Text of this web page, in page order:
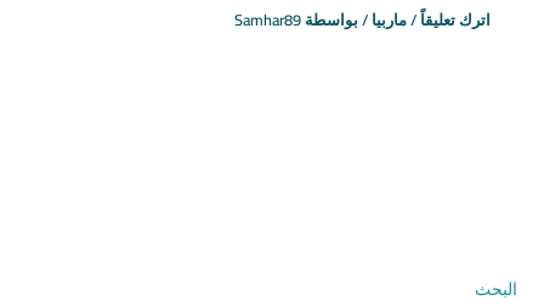
اترك تعليقاً/ماربيا/ بواسطةSamhar89
البحث